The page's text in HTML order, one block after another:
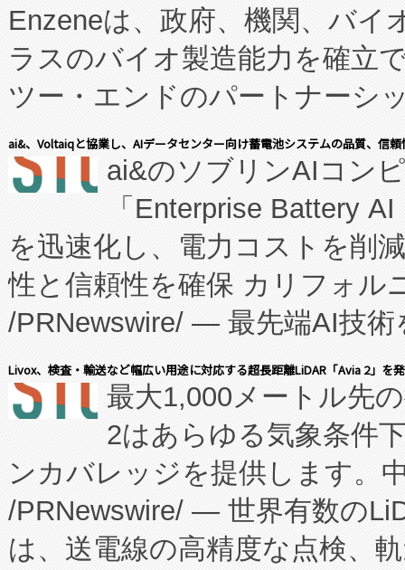
Enzeneは、政府、機関、バイ
ラスのバイオ製造能力を確立
ツー・エンドのパートナーシ
表しました。 同社の実績ある
manufacturing™ (FCCM™) プ
たNeXは、バイオ医薬品製造
従来のフェッドバッチ施設の
に、患者やサプライチェーン
キー方式で拡張性が高く、持
す。FCCM‑を活用した現地生
患者にとっての費用負担を大
のアクセスを大幅に拡大する
Fully-Connected Continuous
プログラムには、施設設計・
に関する技術移転および知的
ai&、Voltaiqと協業し、AIデータセンター向け蓄電池システムの品質、信
ai&のソブリンAIコン
「Enterprise Battery
を迅速化し、電力コストを削
性と信頼性を確保 カリフォル
/PRNewswire/ — 最先端AI技術
会社エーアイ・アンド：本社
President原信平）と、エンタ
ードするVoltaiqは、日本にあ
ーエネルギー貯蔵システム（
た。 Voltaiq独自のAI搭載プラ
定、統合、導入、運用に至る
Livox、検査・輸送など幅広い用途に対応する超長距離LiDAR「Avia 2」を
最大1,000メートル先
2はあらゆる気象条件
ンカバレッジを提供します。
/PRNewswire/ — 世界有数の
は、送電線の高精度な点検、